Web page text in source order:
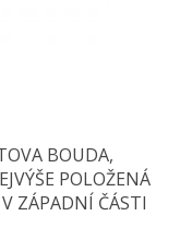
BOUDA,
POLOŽENÁ
ZÁPADNÍ ČÁSTI